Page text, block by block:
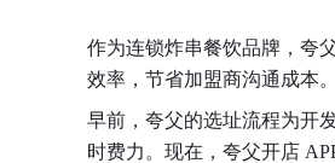
作为连锁炸串餐饮品牌，夸
效率，节省加盟商沟通成本。
早前，夸父的选址流程为开
时费力。现在，夸父开店